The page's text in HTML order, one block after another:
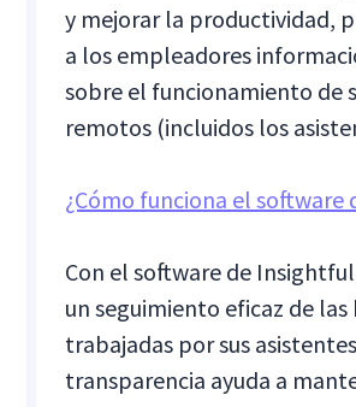
y mejorar la productividad,
a los empleadores
sobre el funcionamiento de
remotos (incluidos los
¿Cómo funciona el software
Con el software de
un seguimiento eficaz de las
trabajadas por sus
transparencia ayuda a